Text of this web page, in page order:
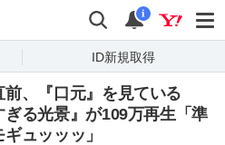
検索 通知
i
ID新規取得
、『口元』を見ている
る光景』が109万再生「準
ュッッッ」